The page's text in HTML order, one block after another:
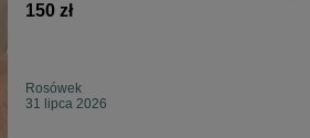
150 zł
Rosówek
31 lipca 2026